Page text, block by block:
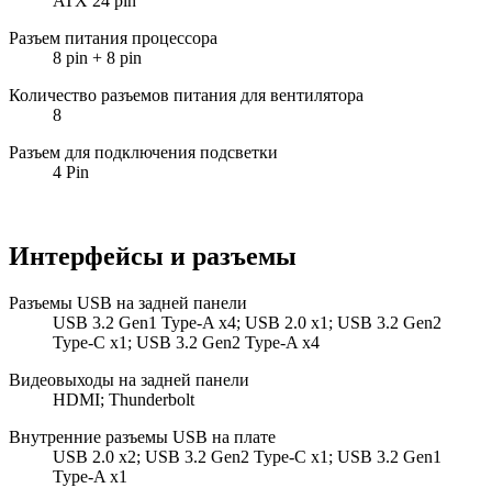
Разъем питания процессора
8 pin + 8 pin
Количество разъемов питания для вентилятора
8
Разъем для подключения подсветки
4 Pin
Интерфейсы и разъемы
Разъемы USB на задней панели
USB 3.2 Gen1 Type-A x4; USB 2.0 x1; USB 3.2 Gen2
Type-C x1; USB 3.2 Gen2 Type-A x4
Видеовыходы на задней панели
HDMI; Thunderbolt
Внутренние разъемы USB на плате
USB 2.0 x2; USB 3.2 Gen2 Type-C x1; USB 3.2 Gen1
Type-A x1